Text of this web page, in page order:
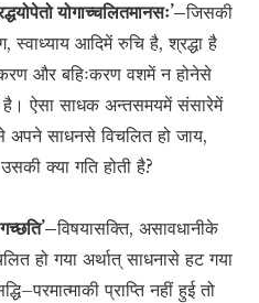
योगाच्चलितमानसः’–जिसकी
आदिमें रुचि है, श्रद्धा है
और बहिःकरण वशमें न होनेसे
है। ऐसा साधक अन्तसमयमें संसारेमें
अपने साधनसे विचलित हो जाय,
क्या गति होती है?
विषयासक्ति, असावधानीके
हो गया अर्थात् साधनासे हट गया
प्राप्ति नहीं हुई तो